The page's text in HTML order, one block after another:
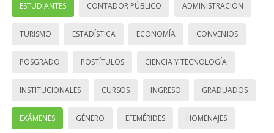
ESTUDIANTES CONTADOR PÚBLICO ADMINISTRACIÓN
TURISMO ESTADÍSTICA ECONOMÍA CONVENIOS
POSGRADO POSTÍTULOS CIENCIA Y TECNOLOGÍA
INSTITUCIONALES CURSOS INGRESO GRADUADOS
EXÁMENES GÉNERO EFEMÉRIDES HOMENAJES